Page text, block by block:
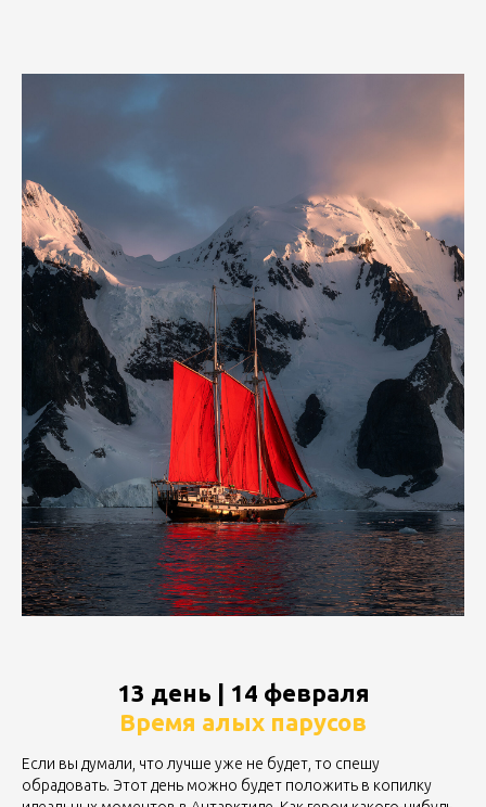
13 день | 14 февраля
Время алых парусов
Если вы думали, что лучше уже не будет, то спешу
обрадовать. Этот день можно будет положить в копилку